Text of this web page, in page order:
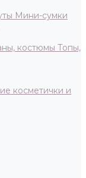
Мини-сумки
костюмы Топы,
косметички и